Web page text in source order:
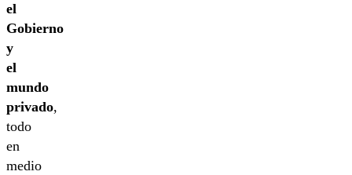
el
Gobierno
y
el
mundo
privado,
todo
en
medio